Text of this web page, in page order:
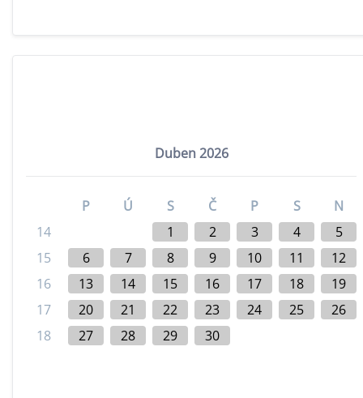
Duben 2026
P Ú S Č P S
N
14
1 2 3 4
5
15
6 7 8 9 10 11
12
16
13 14 15 16 17 18
19
17
20 21 22 23 24 25
26
18
27 28 29 30